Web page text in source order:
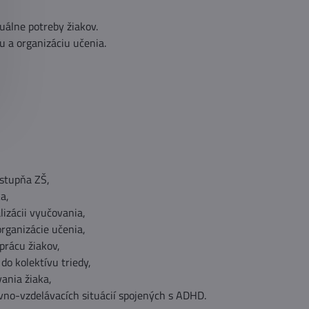
potreby žiakov.
a organizáciu učenia.
ZŠ,
vyučovania,
učenia,
žiakov,
kolektívu triedy,
žiaka,
vzdelávacích situácií spojených s ADHD.